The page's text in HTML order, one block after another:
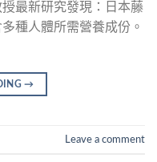
最新研究發現：日本藤
種人體所需營養成份。
→
Leave a comment